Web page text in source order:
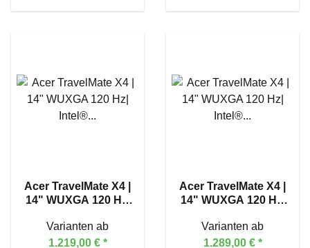
Acer TravelMate X4 |
14" WUXGA 120 Hz|
228V
Varianten ab
1.219,00 € *
Acer TravelMate X4 |
14" WUXGA 120 Hz|
258V
Varianten ab
1.289,00 € *